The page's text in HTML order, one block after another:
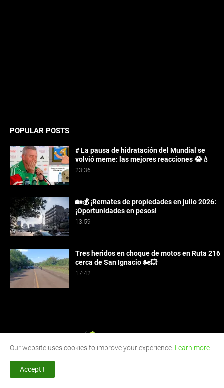
POPULAR POSTS
# La pausa de hidratación del Mundial se
volvió meme: las mejores reacciones 😂💧
23:36
🏡💰 ¡Remates de propiedades en julio 2026:
¡Oportunidades en pesos!
13:59
Tres heridos en choque de motos en Ruta 216
cerca de San Ignacio 🏍️💥
17:42
Ahora Misiones es tu fuente confiable de noticias locales,
nacionales e internacionales. Mantente informado con nuestra
Our website uses cookies to improve your experience. Learn more
Accept !